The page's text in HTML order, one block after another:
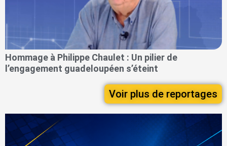
Hommage à Philippe Chaulet : Un pilier de
l’engagement guadeloupéen s’éteint
Voir plus de reportages